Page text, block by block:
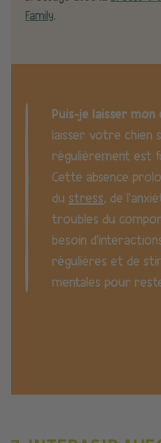
Family.
Puis-je laisser mon
laisser votre chien
régulièrement est
Cette absence
du stress, de
troubles du
besoin
régulières et de
mentales pour